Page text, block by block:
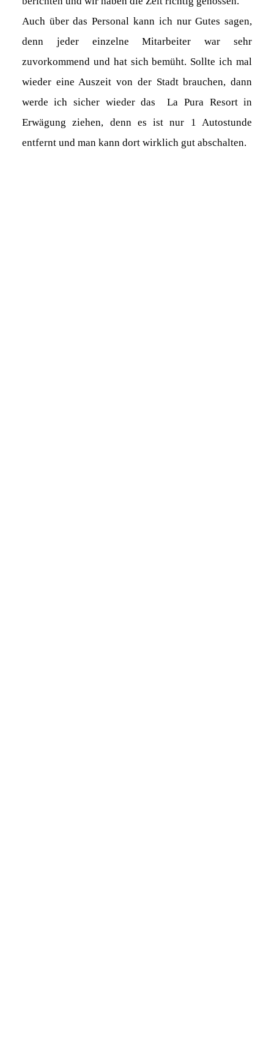
Auch über das Personal kann ich nur Gutes sagen,
denn jeder einzelne Mitarbeiter war sehr
zuvorkommend und hat sich bemüht. Sollte ich mal
wieder eine Auszeit von der Stadt brauchen, dann
werde ich sicher wieder das La Pura Resort in
Erwägung ziehen, denn es ist nur 1 Autostunde
entfernt und man kann dort wirklich gut abschalten.